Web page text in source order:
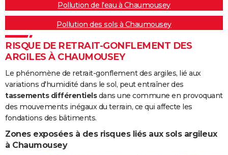
Pollution de l'eau à Chaumousey
Pollution des sols à Chaumousey
RISQUE DE RETRAIT-GONFLEMENT DES
ARGILES À CHAUMOUSEY
Le phénomène de retrait-gonflement des argiles, lié aux
variations d'humidité dans le sol, peut entraîner des
tassements différentielsdans une commune en provoquant
des mouvements inégaux du terrain, ce qui affecte les
fondations des bâtiments.
Zones exposées à des risques liés aux sols argileux
à Chaumousey